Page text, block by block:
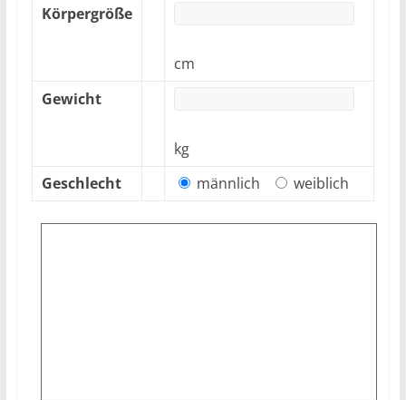
Körpergröße
cm
Gewicht
kg
Geschlecht
männlich weiblich